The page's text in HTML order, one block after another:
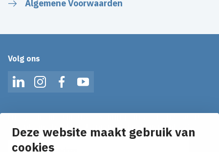
Deze website maakt gebruik van
cookies
Algemene Voorwaarden
Volg ons
LinkedInInstagramFacebookYouTube
en ontvang het laatste nieuws direct in je inbox!
E-mailadres